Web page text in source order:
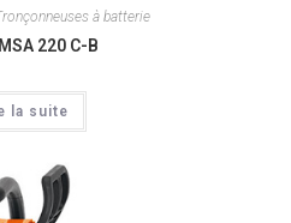
à batterie
220 C-B
la suite